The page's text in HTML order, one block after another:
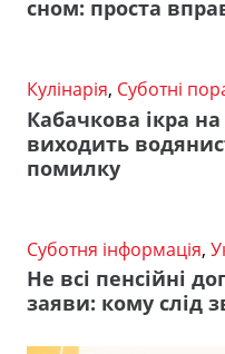
сном: проста
Кулінарія, Суботні
Кабачкова ікра
виходить
помилку
Суботня інформація,
Не всі пенсійні
заяви: кому слід